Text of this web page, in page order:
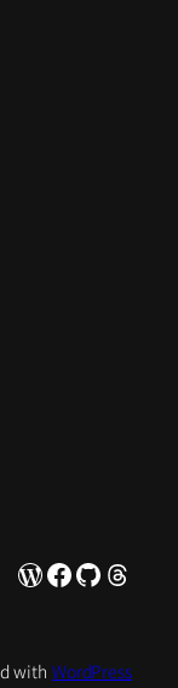
WordPress
Facebook
GitHub
with WordPress